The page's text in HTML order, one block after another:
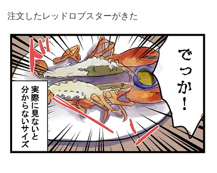
注文したレッドロブスターがきた